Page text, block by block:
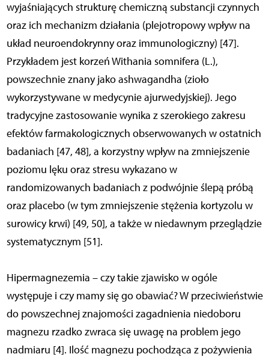
wyjaśniających strukturę chemiczną substancji czynnych
oraz ich mechanizm działania (plejotropowy wpływ na
układ neuroendokrynny oraz immunologiczny) [47].
Przykładem jest korzeń Withania somnifera (L.),
powszechnie znany jako ashwagandha (zioło
wykorzystywane w medycynie ajurwedyjskiej). Jego
tradycyjne zastosowanie wynika z szerokiego zakresu
efektów farmakologicznych obserwowanych w ostatnich
badaniach [47, 48], a korzystny wpływ na zmniejszenie
poziomu lęku oraz stresu wykazano w
randomizowanych badaniach z podwójnie ślepą próbą
oraz placebo (w tym zmniejszenie stężenia kortyzolu w
surowicy krwi) [49, 50], a także w niedawnym przeglądzie
systematycznym [51].
Hipermagnezemia – czy takie zjawisko w ogóle
występuje i czy mamy się go obawiać? W przeciwieństwie
do powszechnej znajomości zagadnienia niedoboru
magnezu rzadko zwraca się uwagę na problem jego
nadmiaru [4]. Ilość magnezu pochodząca z pożywienia